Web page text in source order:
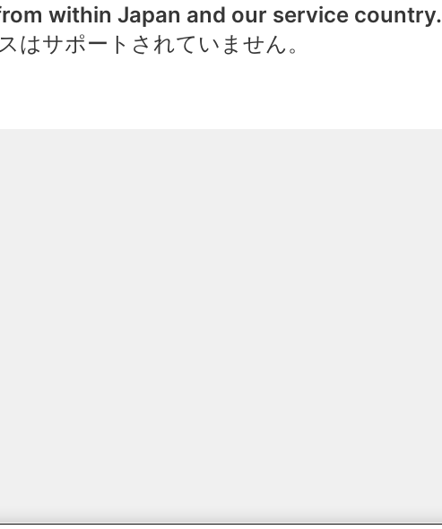
within Japan and our service country.
はサポートされていません。